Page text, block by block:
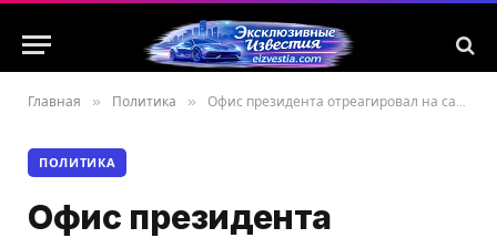
Главная » Политика » Офис президента отреагировал на санкции США против Коломойского
ПОЛИТИКА
Офис президента